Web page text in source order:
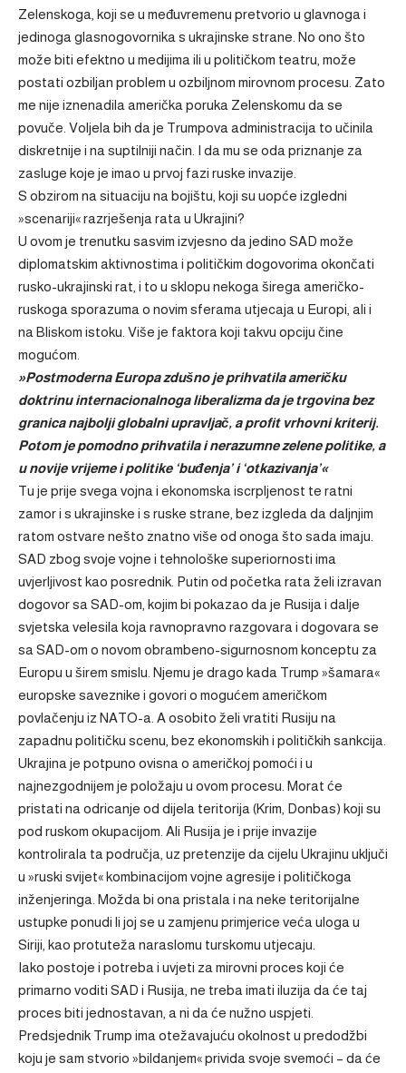
Zelenskoga, koji se u međuvremenu pretvorio u glavnoga i
jedinoga glasnogovornika s ukrajinske strane. No ono što
može biti efektno u medijima ili u političkom teatru, može
postati ozbiljan problem u ozbiljnom mirovnom procesu. Zato
me nije iznenadila američka poruka Zelenskomu da se
povuče. Voljela bih da je Trumpova administracija to učinila
diskretnije i na suptilniji način. I da mu se oda priznanje za
zasluge koje je imao u prvoj fazi ruske invazije.
S obzirom na situaciju na bojištu, koji su uopće izgledni
»scenariji« razrješenja rata u Ukrajini?
U ovom je trenutku sasvim izvjesno da jedino SAD može
diplomatskim aktivnostima i političkim dogovorima okončati
rusko-ukrajinski rat, i to u sklopu nekoga širega američko-
ruskoga sporazuma o novim sferama utjecaja u Europi, ali i
na Bliskom istoku. Više je faktora koji takvu opciju čine
mogućom.
»Postmoderna Europa zdušno je prihvatila američku
doktrinu internacionalnoga liberalizma da je trgovina bez
granica najbolji globalni upravljač, a profit vrhovni kriterij.
Potom je pomodno prihvatila i nerazumne zelene politike, a
u novije vrijeme i politike ‘buđenja’ i ‘otkazivanja’«
Tu je prije svega vojna i ekonomska iscrpljenost te ratni
zamor i s ukrajinske i s ruske strane, bez izgleda da daljnjim
ratom ostvare nešto znatno više od onoga što sada imaju.
SAD zbog svoje vojne i tehnološke superiornosti ima
uvjerljivost kao posrednik. Putin od početka rata želi izravan
dogovor sa SAD-om, kojim bi pokazao da je Rusija i dalje
svjetska velesila koja ravnopravno razgovara i dogovara se
sa SAD-om o novom obrambeno-sigurnosnom konceptu za
Europu u širem smislu. Njemu je drago kada Trump »šamara«
europske saveznike i govori o mogućem američkom
povlačenju iz NATO-a. A osobito želi vratiti Rusiju na
zapadnu političku scenu, bez ekonomskih i političkih sankcija.
Ukrajina je potpuno ovisna o američkoj pomoći i u
najnezgodnijem je položaju u ovom procesu. Morat će
pristati na odricanje od dijela teritorija (Krim, Donbas) koji su
pod ruskom okupacijom. Ali Rusija je i prije invazije
kontrolirala ta područja, uz pretenzije da cijelu Ukrajinu uključi
u »ruski svijet« kombinacijom vojne agresije i političkoga
inženjeringa. Možda bi ona pristala i na neke teritorijalne
ustupke ponudi li joj se u zamjenu primjerice veća uloga u
Siriji, kao protuteža naraslomu turskomu utjecaju.
Iako postoje i potreba i uvjeti za mirovni proces koji će
primarno voditi SAD i Rusija, ne treba imati iluzija da će taj
proces biti jednostavan, a ni da će nužno uspjeti.
Predsjednik Trump ima otežavajuću okolnost u predodžbi
koju je sam stvorio »bildanjem« privida svoje svemoći – da će